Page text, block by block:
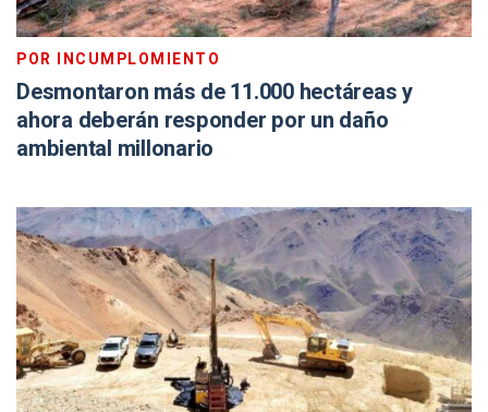
POR INCUMPLOMIENTO
Desmontaron más de 11.000 hectáreas y
ahora deberán responder por un daño
ambiental millonario